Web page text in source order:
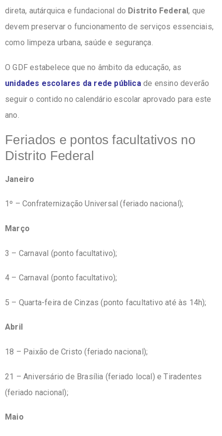
direta, autárquica e fundacional do Distrito Federal, que
devem preservar o funcionamento de serviços essenciais,
como limpeza urbana, saúde e segurança.
O GDF estabelece que no âmbito da educação, as
unidades escolares da rede pública de ensino deverão
seguir o contido no calendário escolar aprovado para este
ano.
Feriados e pontos facultativos no
Distrito Federal
Janeiro
1º – Confraternização Universal (feriado nacional);
Março
3 – Carnaval (ponto facultativo);
4 – Carnaval (ponto facultativo);
5 – Quarta-feira de Cinzas (ponto facultativo até às 14h);
Abril
18 – Paixão de Cristo (feriado nacional);
21 – Aniversário de Brasília (feriado local) e Tiradentes
(feriado nacional);
Maio